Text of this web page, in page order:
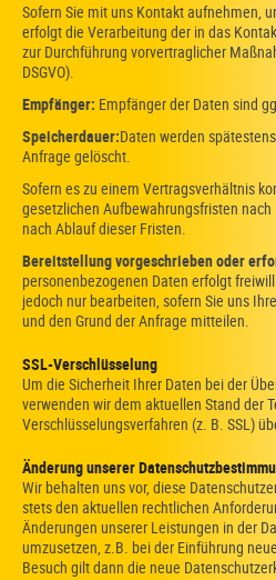
Sofern Sie mit uns Kontakt aufnehmen,
erfolgt die Verarbeitung der in das
zur Durchführung vorvertraglicher
DSGVO).
Empfänger: Empfänger der Daten sind
Speicherdauer:Daten werden
Anfrage gelöscht.
Sofern es zu einem Vertragsverhältnis
gesetzlichen Aufbewahrungsfristen nach
nach Ablauf dieser Fristen.
Bereitstellung vorgeschrieben oder
personenbezogenen Daten erfolgt
jedoch nur bearbeiten, sofern Sie uns
und den Grund der Anfrage mitteilen.
SSL-Verschlüsselung
Um die Sicherheit Ihrer Daten bei der
verwenden wir dem aktuellen Stand der
Verschlüsselungsverfahren (z. B. SSL)
Änderung unserer
Wir behalten uns vor, diese
stets den aktuellen rechtlichen
Änderungen unserer Leistungen in der
umzusetzen, z.B. bei der Einführung
Besuch gilt dann die neue